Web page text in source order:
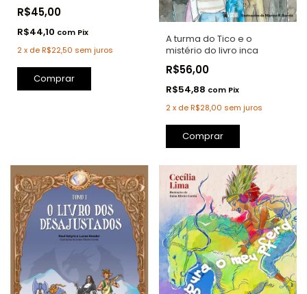
R$45,00
R$44,10 com Pix
2x deR$22,50 sem juros
Comprar
A turma do Tico e o
mistério do livro inca
R$56,00
R$54,88 com Pix
2 x deR$28,00 sem juros
Comprar